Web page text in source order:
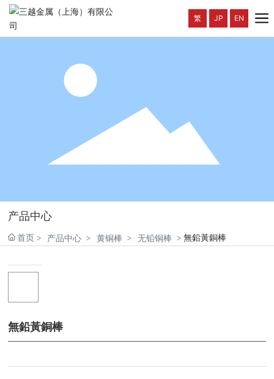
繁 JP EN
产品中心
首页 产品中心 黄铜棒 无铅铜棒 無鉛黃銅棒
無鉛黃銅棒